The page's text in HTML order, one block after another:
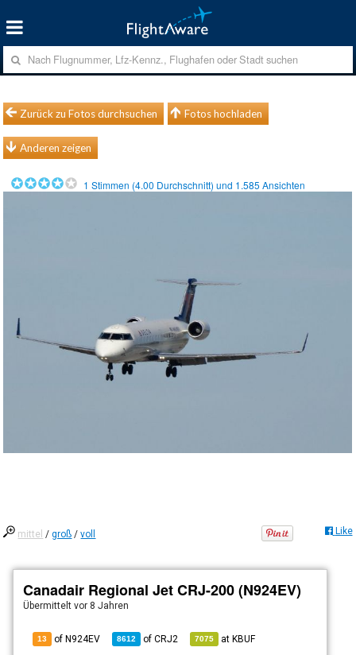
Zurück zu Fotos durchsuchen Fotos hochladen
Anderen zeigen
1 Stimmen (4.00 Durchschnitt) und 1.585 Ansichten
mittel /groß /voll Like
Canadair Regional Jet CRJ-200 (N924EV)
Übermitteltvor 8 Jahren
13 of N924EV 8612 ofCRJ2 7075 atKBUF